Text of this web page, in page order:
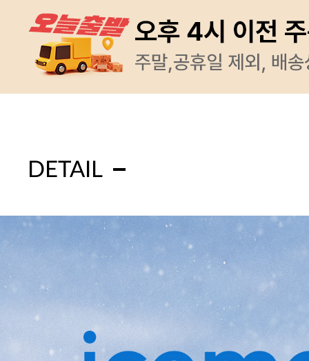
DETAIL